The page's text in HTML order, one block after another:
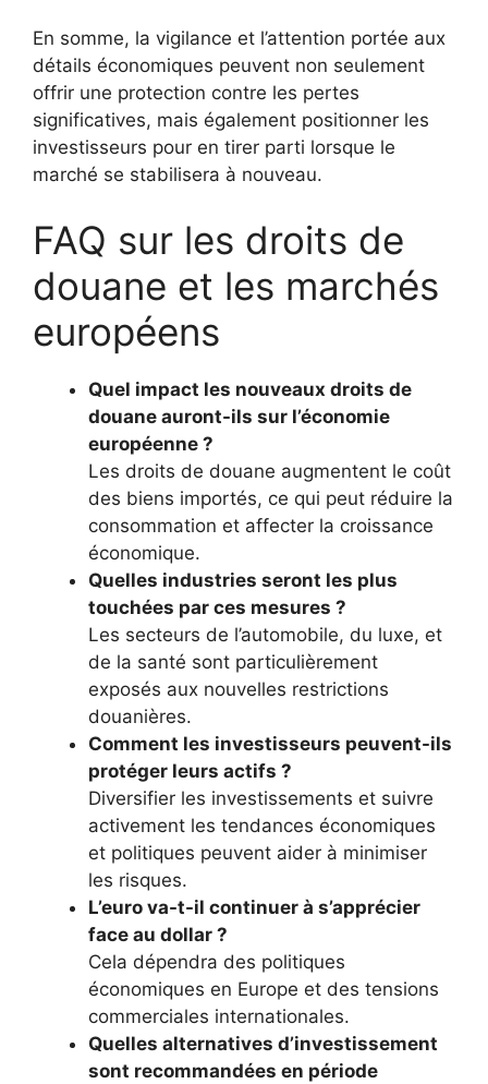
En somme, la vigilance et l’attention portée aux
détails économiques peuvent non seulement
offrir une protection contre les pertes
significatives, mais également positionner les
investisseurs pour en tirer parti lorsque le
marché se stabilisera à nouveau.
FAQ sur les droits de
douane et les marchés
européens
Quel impact les nouveaux droits de
douane auront-ils sur l’économie
européenne ?
Les droits de douane augmentent le coût
des biens importés, ce qui peut réduire la
consommation et affecter la croissance
économique.
Quelles industries seront les plus
touchées par ces mesures ?
Les secteurs de l’automobile, du luxe, et
de la santé sont particulièrement
exposés aux nouvelles restrictions
douanières.
Comment les investisseurs peuvent-ils
protéger leurs actifs ?
Diversifier les investissements et suivre
activement les tendances économiques
et politiques peuvent aider à minimiser
les risques.
L’euro va-t-il continuer à s’apprécier
face au dollar ?
Cela dépendra des politiques
économiques en Europe et des tensions
commerciales internationales.
Quelles alternatives d’investissement
sont recommandées en période